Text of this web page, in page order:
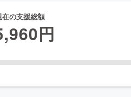
在の支援総額
円